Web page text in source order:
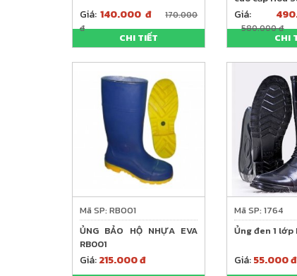
Giá:140.000 đ
170.000
đ
CHI TIẾT
Giá:
580.000 đ
CHI
Mã SP: RB001
ỦNG BẢO HỘ NHỰA EVA
RB001
Giá:215.000 đ
Mã SP: 1764
Ủng đen 1 lớp
Giá:55.000 đ